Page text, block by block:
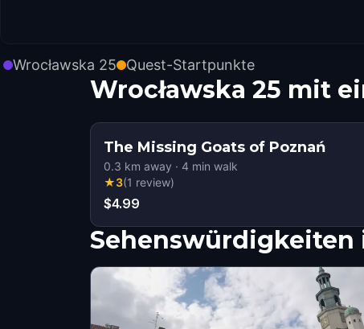
Wrocławska 25 Quest-Startpunkte
Wrocławska 25 mit
The Missing Goats of Poznań
0.3 km away · 4 min walk
★3(1 review)
$4.99
Sehenswürdigkeiten